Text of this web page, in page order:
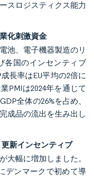
スロジスティクス能力
化刺激資金
池、電子機器製造のリ
各国のインセンティブ
長率はEU平均の2倍に
PMIは2024年を通じて
全体の26%を占め、
成品の流出を生み出し
新インセンティブ
大幅に増加しました。
デンマークで初めて導